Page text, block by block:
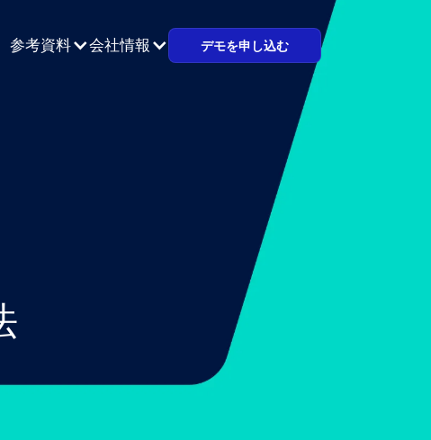
参考資料 会社情報 デモを申し込む